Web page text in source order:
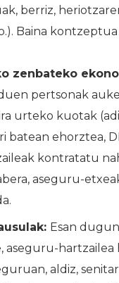
berriz,
Baina
zenbateko
pertsonak
urteko kuotak
batean ehorztea,
kontratatu
aseguru-
Esan
aseguru-hartzailea
aldiz,